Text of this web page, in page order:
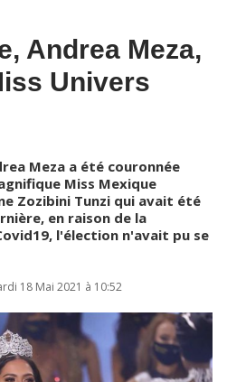
Andrea Meza,
Univers
Meza a été couronnée
Miss Mexique
Zozibini Tunzi qui avait été
en raison de la
l'élection n'avait pu se
18 Mai 2021 à 10:52